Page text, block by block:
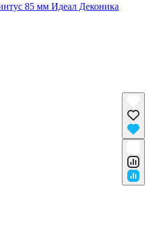
85 мм Идеал Деконика